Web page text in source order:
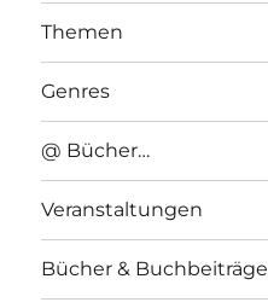
Themen
Genres
@ Bücher…
Veranstaltungen
Bücher & Buchbeiträge